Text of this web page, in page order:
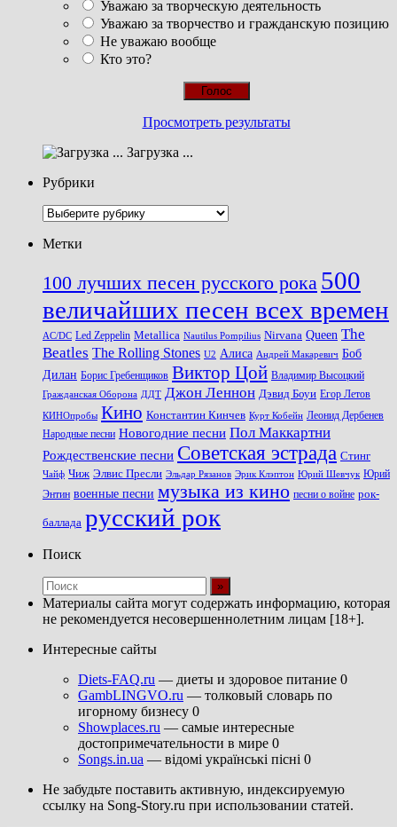
Уважаю за творческую деятельность
Уважаю за творчество и гражданскую позицию
Не уважаю вообще
Кто это?
Просмотреть результаты
Загрузка ...
Рубрики
Рубрики
Метки
100 лучших песен русского рока 500
величайших песен всех времен
AC/DC Led Zeppelin Metallica Nautilus Pompilius Nirvana Queen The
Beatles The Rolling Stones U2 Алиса Андрей Макаревич Боб
Дилан Борис Гребенщиков Виктор Цой Владимир Высоцкий
Гражданская Оборона ДДТ Джон Леннон Дэвид Боуи Егор Летов
КИНОпробы Кино Константин Кинчев Курт Кобейн Леонид Дербенев
Народные песни Новогодние песни Пол Маккартни
Рождественские песни Советская эстрада Стинг
Чайф Чиж Элвис Пресли Эльдар Рязанов Эрик Клэптон Юрий Шевчук Юрий
Энтин военные песни музыка из кино песни о войне рок-
баллада русский рок
Поиск
Материалы сайта могут содержать информацию, которая
не рекомендуется несовершеннолетним лицам [18+].
Интересные сайты
Diets-FAQ.ru — диеты и здоровое питание 0
GambLINGVO.ru — толковый словарь по
игорному бизнесу 0
Showplaces.ru — самые интересные
достопримечательности в мире 0
Songs.in.ua — відомі українські пісні 0
Не забудьте поставить активную, индексируемую
ссылку на Song-Story.ru при использовании статей.